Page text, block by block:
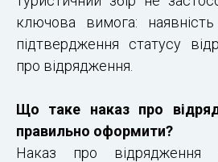
ключова вимога:
підтвердження статусу
про відрядження.
Що таке наказ про
правильно оформити?
Наказ про відрядження